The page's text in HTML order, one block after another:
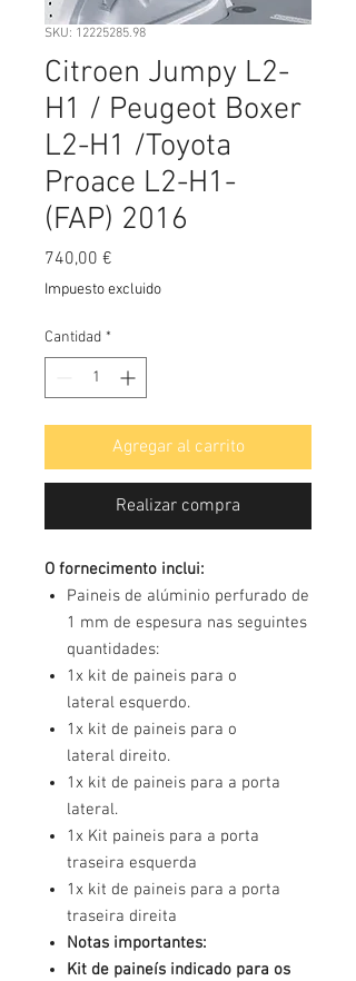
SKU: 12225285.98
Citroen Jumpy L2-
H1 / Peugeot Boxer
L2-H1 /Toyota
Proace L2-H1-
(FAP) 2016
740,00 €
Impuesto excluido
Cantidad *
Agregar al carrito
Realizar compra
O fornecimento inclui:
Paineis de alúminio perfurado de
1 mm de espesura nas seguintes
quantidades:
1x kit de paineis para o
lateral esquerdo.
1x kit de paineis para o
lateral direito.
1x kit de paineis para a porta
lateral.
1x Kit paineis para a porta
traseira esquerda
1x kit de paineis para a porta
traseira direita
Notas importantes:
Kit de paineís indicado para os